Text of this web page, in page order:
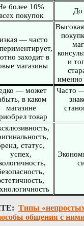
более 10%
покупок
До
— часто
заходит в
магазины
и
именно
— может
в каком
магазине
товар
Часто
статус,
успех,
Типы
общения с